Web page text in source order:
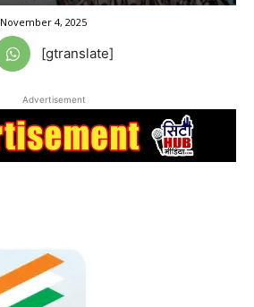
November 4, 2025
[gtranslate]
Advertisement